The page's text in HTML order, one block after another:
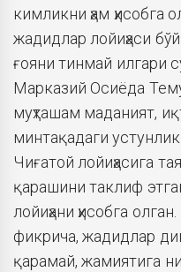
кимликни ҳам ҳисобга
жадидлар лойиҳаси
ғояни тинмай илгари
Марказий Осиёда
муҳташам маданият,
минтақадаги устунлик
Чиғатой лойиҳасига
қарашини таклиф
лойиҳани ҳисобга
фикрича, жадидлар
қарамай, жамиятига